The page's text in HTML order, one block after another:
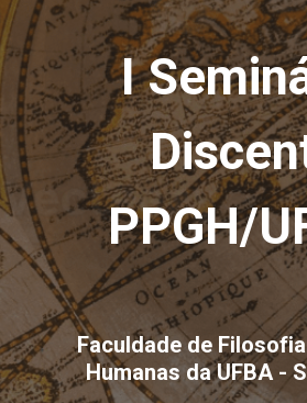
I
PPGH/
Faculdade de
Humanas da UFBA -